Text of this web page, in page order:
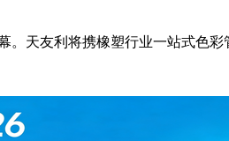
天友利将携橡塑行业一站式色